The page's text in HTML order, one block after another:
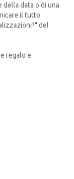
data o di una
il tutto
del
regalo e